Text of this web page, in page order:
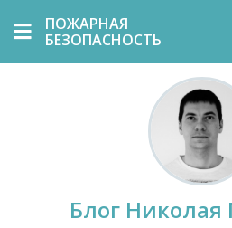
ПОЖАРНАЯ
БЕЗОПАСНОСТЬ
Блог Николая